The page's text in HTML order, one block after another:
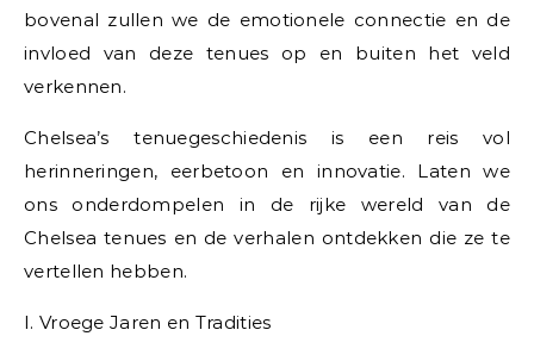
bovenal zullen we de emotionele connectie en de
invloed van deze tenues op en buiten het veld
verkennen.
Chelsea’s tenuegeschiedenis is een reis vol
herinneringen, eerbetoon en innovatie. Laten we
ons onderdompelen in de rijke wereld van de
Chelsea tenues en de verhalen ontdekken die ze te
vertellen hebben.
I. Vroege Jaren en Tradities